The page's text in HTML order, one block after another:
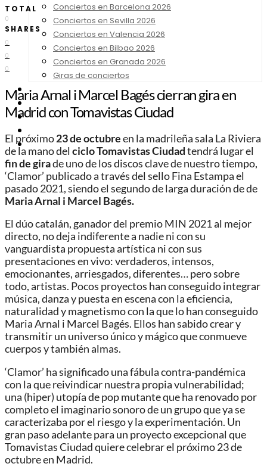
Conciertos en Barcelona 2026
Conciertos en Sevilla 2026
Conciertos en Valencia 2026
Conciertos en Bilbao 2026
Conciertos en Granada 2026
Giras de conciertos
Noticias de Festivales
Bandas Sonoras
Series y Tv
Contacto
TOTAL
0
SHARES
0
0
0
Maria Arnal i Marcel Bagés cierran gira en
Madrid con Tomavistas Ciudad
El próximo23 de octubreen la madrileña sala La Riviera
de la mano del ciclo Tomavistas Ciudadtendrá lugar el
fin de girade uno de los discos clave de nuestro tiempo,
‘Clamor’ publicado a través del sello Fina Estampa el
pasado 2021, siendo el segundo de larga duración de de
Maria Arnal i Marcel Bagés.
El dúo catalán, ganador del premio MIN 2021 al mejor
directo, no deja indiferente a nadie ni con su
vanguardista propuesta artística ni con sus
presentaciones en vivo: verdaderos, intensos,
emocionantes, arriesgados, diferentes… pero sobre
todo, artistas. Pocos proyectos han conseguido integrar
música, danza y puesta en escena con la eficiencia,
naturalidad y magnetismo con la que lo han conseguido
Maria Arnal i Marcel Bagés. Ellos han sabido crear y
transmitir un universo único y mágico que conmueve
cuerpos y también almas.
‘Clamor’ ha significado una fábula contra-pandémica
con la que reivindicar nuestra propia vulnerabilidad;
una (hiper) utopía de pop mutante que ha renovado por
completo el imaginario sonoro de un grupo que ya se
caracterizaba por el riesgo y la experimentación. Un
gran paso adelante para un proyecto excepcional que
Tomavistas Ciudad quiere celebrar el próximo 23 de
octubre en Madrid.